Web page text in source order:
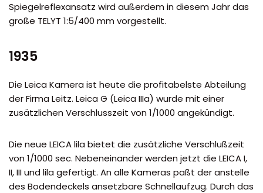
Spiegelreflexansatz wird außerdem in diesem Jahr das
große TELYT 1:5/400 mm vorgestellt.
1935
Die Leica Kamera ist heute die profitabelste Abteilung
der Firma Leitz. Leica G (Leica IIIa) wurde mit einer
zusätzlichen Verschlusszeit von 1/1000 angekündigt.
Die neue LEICA lila bietet die zusätzliche Verschlußzeit
von 1/1000 sec. Nebeneinander werden jetzt die LEICA I,
II, III und lila gefertigt. An alle Kameras paßt der anstelle
des Bodendeckels ansetzbare Schnellaufzug. Durch das